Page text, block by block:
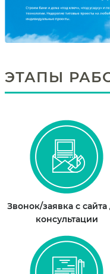
ЭТАПЫ
Звонок/заявка с сайта
консультации